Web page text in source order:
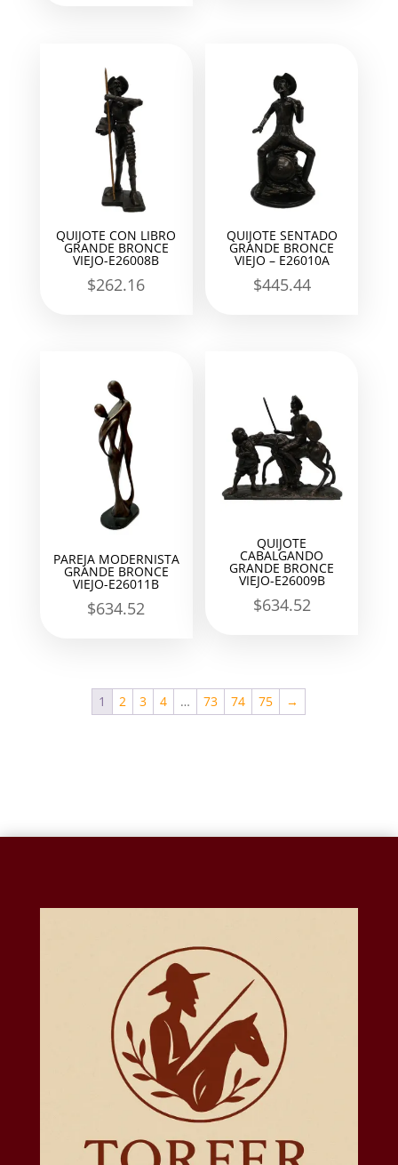
QUIJOTE CON LIBRO
GRANDE BRONCE
VIEJO-E26008B
$262.16
QUIJOTE SENTADO
GRANDE BRONCE
VIEJO – E26010A
$445.44
PAREJA MODERNISTA
GRANDE BRONCE
VIEJO-E26011B
$634.52
QUIJOTE
CABALGANDO
GRANDE BRONCE
VIEJO-E26009B
$634.52
1 2 3 4 … 73 74 75 →